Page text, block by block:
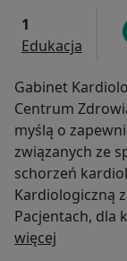
1
Edukacja
Gabinet
Centrum
myślą o
związanych ze
schorzeń
Kardiologiczną
Pacjentach, dla
istotna co
więcej